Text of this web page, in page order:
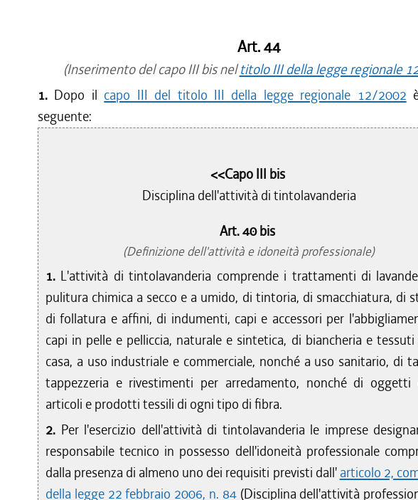
Art. 44
(Inserimento del capo III bis neltitolo III della legge regionale
1. Dopo il capo III del titolo III della legge regionale 12/2002
seguente:
<<Capo III bis
Disciplina dell'attività di tintolavanderia
Art. 40 bis
(Definizione dell'attività e idoneità professionale)
1. L'attività di tintolavanderia comprende i trattamenti di
pulitura chimica a secco e a umido, di tintoria, di smacchiatura, di
di follatura e affini, di indumenti, capi e accessori per
capi in pelle e pelliccia, naturale e sintetica, di biancheria e tessuti
casa, a uso industriale e commerciale, nonché a uso sanitario, di
tappezzeria e rivestimenti per arredamento, nonché di oggetti
articoli e prodotti tessili di ogni tipo di fibra.
2. Per l'esercizio dell'attività di tintolavanderia le imprese
responsabile tecnico in possesso dell'idoneità professionale
dalla presenza di almeno uno dei requisiti previsti dall' articolo 2,
della legge 22 febbraio 2006, n. 84(Disciplina dell'attività